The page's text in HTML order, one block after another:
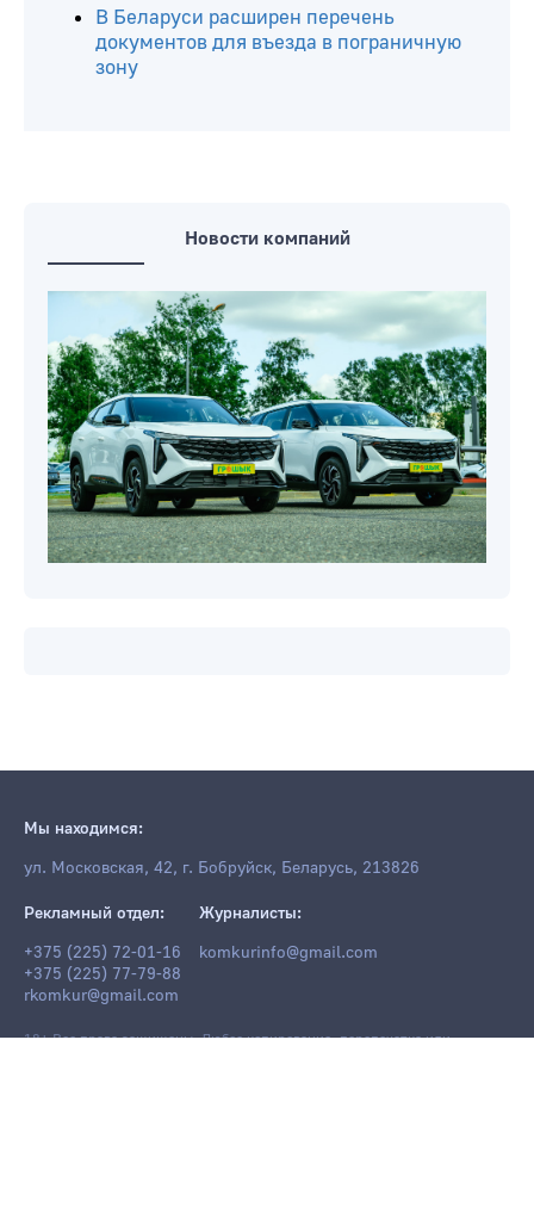
В Беларуси расширен перечень
документов для въезда в пограничную
зону
Новости компаний
Мы находимся:
ул. Московская, 42, г. Бобруйск, Беларусь, 213826
Рекламный отдел:
+375 (225) 72-01-16
+375 (225) 77-79-88
rkomkur@gmail.com
Журналисты:
komkurinfo@gmail.com
18+ Все права защищены. Любое копирование, перепечатка или